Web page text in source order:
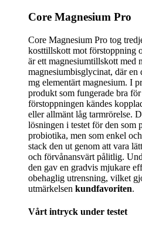
Core Magnesium Pro
Core Magnesium Pro tog
kosttillskott mot förstoppning
är ett magnesiumtillskott med
magnesiumbisglycinat, där en
mg elementärt magnesium. I
produkt som fungerade bra
förstoppningen kändes
eller allmänt låg tarmrörelse.
lösningen i testet för den som
probiotika, men som enkel
stack den ut genom att vara
och förvånansvärt pålitlig.
den gav en gradvis mjukare
obehaglig utrensning, vilket
utmärkelsen kundfavoriten.
Vårt intryck under testet